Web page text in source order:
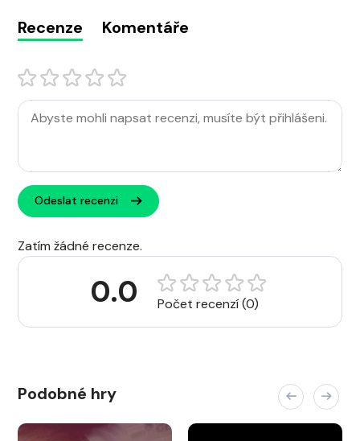
Recenze Komentáře
Odeslat recenzi
Zatím žádné recenze.
0.0 Počet recenzí (0)
Podobné hry